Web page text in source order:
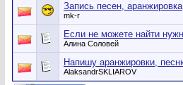
Запись песен, аранжировка
mk-r
Если не можете найти
Алина Соловей
Напишу аранжировки,
AlaksandrSKLIAROV